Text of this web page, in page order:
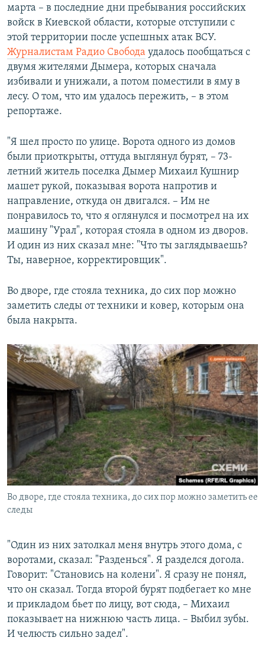
марта – в последние дни пребывания российских
войск в Киевской области, которые отступили с
этой территории после успешных атак ВСУ.
Журналистам Радио Свобода удалось пообщаться с
двумя жителями Дымера, которых сначала
избивали и унижали, а потом поместили в яму в
лесу. О том, что им удалось пережить, – в этом
репортаже.
"Я шел просто по улице. Ворота одного из домов
были приоткрыты, оттуда выглянул бурят, – 73-
летний житель поселка Дымер Михаил Кушнир
машет рукой, показывая ворота напротив и
направление, откуда он двигался. – Им не
понравилось то, что я оглянулся и посмотрел на их
машину "Урал", которая стояла в одном из дворов.
И один из них сказал мне: "Что ты заглядываешь?
Ты, наверное, корректировщик".
Во дворе, где стояла техника, до сих пор можно
заметить следы от техники и ковер, которым она
была накрыта.
Во дворе, где стояла техника, до сих пор можно заметить ее
следы
"Один из них затолкал меня внутрь этого дома, с
воротами, сказал: "Разденься". Я разделся догола.
Говорит: "Становись на колени". Я сразу не понял,
что он сказал. Тогда второй бурят подбегает ко мне
и прикладом бьет по лицу, вот сюда, – Михаил
показывает на нижнюю часть лица. – Выбил зубы.
И челюсть сильно задел".